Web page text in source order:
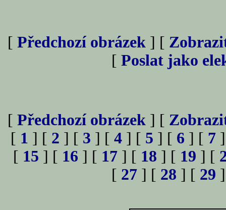
[ Předchozí obrázek ] [
[ Poslat jako
[ Předchozí obrázek ] [
[ 1 ] [ 2 ] [ 3 ] [ 4 ] [ 5 ] [ 6 ] [ 7
[ 15 ] [ 16 ] [ 17 ] [ 18 ] [ 19 ] [
[ 27 ] [ 28 ] [ 29